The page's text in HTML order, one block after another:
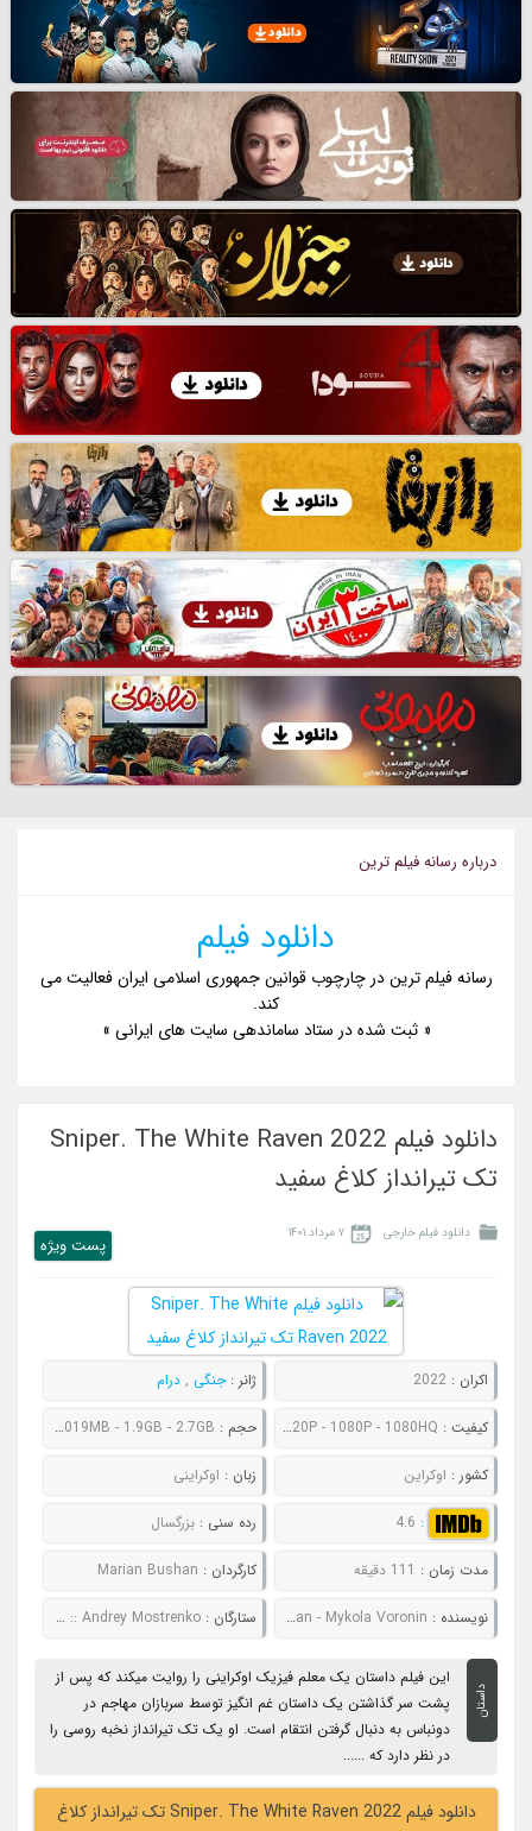
درباره رسانه فیلم ترین
دانلود فیلم
رسانه فیلم ترین در چارچوب قوانین جمهوری اسلامی ایران فعالیت می
کند.
« ثبت شده در ستاد ساماندهی سایت های ایرانی »
دانلود فیلم Sniper. The White Raven 2022
تک تیرانداز کلاغ سفید
دانلود فیلم خارجی ۷ مرداد ۱۴۰۱
پست ويژه
اکران :2022 ژانر :جنگی , درام
کیفیت : 480P - 720P - 1080P - 1080HQ حجم : 716MB - 1019MB - 1.9GB - 2.7GB
کشور : اوکراین زبان : اوکراینی
:
4.6 رده سنی : بزرگسال
مدت زمان : 111 دقیقه کارگردان : Marian Bushan
نویسنده : Marian Bushan - Mykola Voronin ستارگان : Aldoshyn Pavlo :: Maryna Koshkina :: Andrey Mostrenko
داستان
این فیلم داستان یک معلم فیزیک اوکراینی را روایت میکند که پس از
پشت سر گذاشتن یک داستان غم انگیز توسط سربازان مهاجم در
دونباس به دنبال گرفتن انتقام است. او یک تک تیرانداز نخبه روسی را
در نظر دارد که ......
دانلود فیلم Sniper. The White Raven 2022 تک تیرانداز کلاغ